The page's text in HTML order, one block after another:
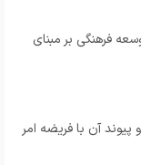
فرهنگی بر مبنای
آن با فریضه امر